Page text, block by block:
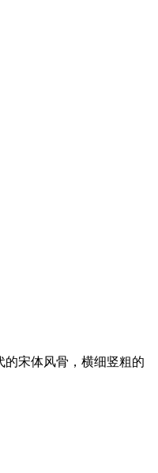
宋体风骨，横细竖粗的